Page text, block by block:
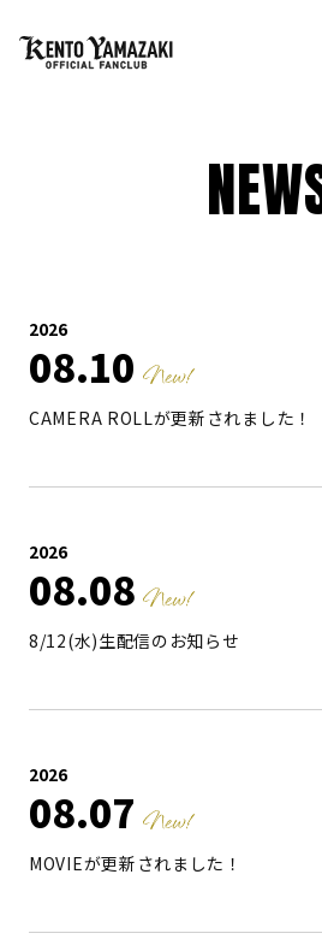
2026
08 10
CAMERA ROLLが更新されました！
2026
08 08
8/12(水)生配信のお知らせ
2026
08 07
MOVIEが更新されました！